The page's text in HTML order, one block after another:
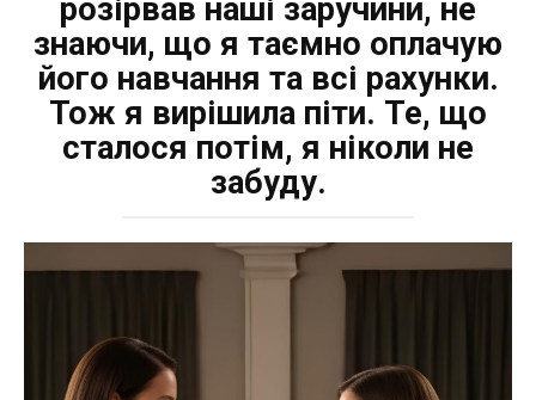
розірвав наші заручини, не
знаючи, що я таємно оплачую
його навчання та всі рахунки.
Тож я вирішила піти. Те, що
сталося потім, я ніколи не
забуду.